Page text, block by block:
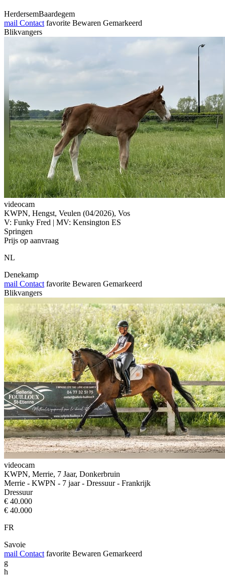
HerdersemBaardegem
mail Contact favorite Bewaren Gemarkeerd
Blikvangers
videocam
KWPN, Hengst, Veulen (04/2026), Vos
V: Funky Fred | MV: Kensington ES
Springen
Prijs op aanvraag
NL
Denekamp
mail Contact favorite Bewaren Gemarkeerd
Blikvangers
videocam
KWPN, Merrie, 7 Jaar, Donkerbruin
Merrie - KWPN - 7 jaar - Dressuur - Frankrijk
Dressuur
€ 40.000
€ 40.000
FR
Savoie
mail Contact favorite Bewaren Gemarkeerd
g
h